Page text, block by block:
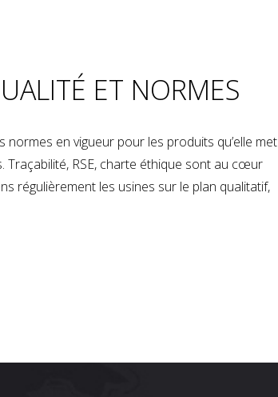
ET NORMES
normes en vigueur pour les produits qu’elle met
Traçabilité, RSE, charte éthique sont au cœur
régulièrement les usines sur le plan qualitatif,